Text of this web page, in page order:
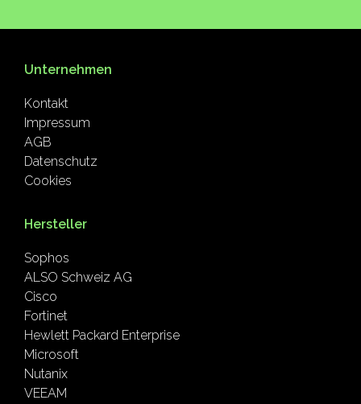
Unternehmen
Kontakt
Impressum
AGB
Datenschutz
Cookies
Hersteller
Sophos
ALSO Schweiz AG
Cisco
Fortinet
Hewlett Packard Enterprise
Microsoft
Nutanix
VEEAM